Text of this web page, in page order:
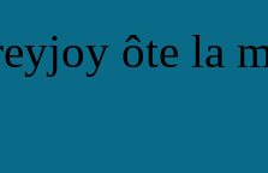
ôte la